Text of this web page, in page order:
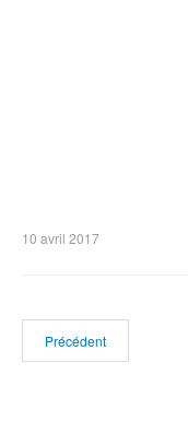
10 avril 2017
Précédent